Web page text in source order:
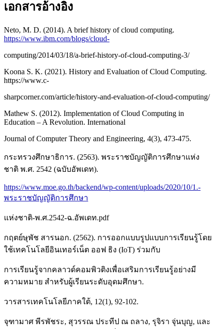
เอกสารอ้างอิง
Neto, M. D. (2014). A brief history of cloud computing.
https://www.ibm.com/blogs/cloud-
computing/2014/03/18/a-brief-history-of-cloud-computing-3/
Koona S. K. (2021). History and Evaluation of Cloud Computing.
https://www.c-
sharpcorner.com/article/history-and-evaluation-of-cloud-computing/
Mathew S. (2012). Implementation of Cloud Computing in
Education – A Revolution. International
Journal of Computer Theory and Engineering, 4(3), 473-475.
กระทรวงศึกษาธิการ. (2563). พระราชบัญญัติการศึกษาแห่ง
ชาติ พ.ศ. 2542 (ฉบับอัพเดท).
https://www.moe.go.th/backend/wp-content/uploads/2020/10/1.-
พระราชบัญญัติการศึกษา
แห่งชาติ-พ.ศ.2542-ฉ.อัพเดท.pdf
กฤตย์ษุพัช สารนอก. (2562). การออกแบบรูปแบบการเรียนรู้โดย
ใช้เทคโนโลยีอินเทอร์เน็ต ออฟ ธิง (IoT) ร่วมกับ
การเรียนรู้จากคลาวด์คอมพิวติงเพื่อเสริมการเรียนรู้อย่างมี
ความหมาย สำหรับผู้เรียนระดับอุดมศึกษา.
วารสารเทคโนโลยีภาคใต้, 12(1), 92-102.
จุฑามาศ พีรพัชระ, สุวรรณ ประทีป ณ ถลาง, รุจิรา จุ่นบุญ, และ